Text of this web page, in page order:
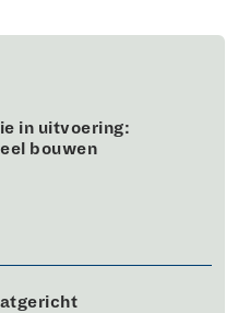
in uitvoering:
bouwen